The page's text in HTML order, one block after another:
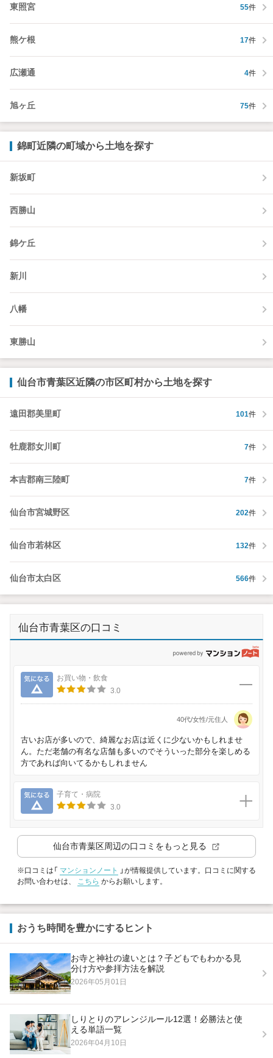
東照宮 55件
熊ケ根 17件
広瀬通 4件
旭ヶ丘 75件
錦町近隣の町域から土地を探す
新坂町
西勝山
錦ケ丘
新川
八幡
東勝山
仙台市青葉区近隣の市区町村から土地を探す
遠田郡美里町 101件
牡鹿郡女川町 7件
本吉郡南三陸町 7件
仙台市宮城野区 202件
仙台市若林区 132件
仙台市太白区 566件
仙台市青葉区の口コミ
気になる
お買い物・飲食
3.0
40代/女性/元住人
古いお店が多いので、綺麗なお店は近くに少ないかもしれませ
ん。ただ老舗の有名な店舗も多いのでそういった部分を楽しめる
方であれば向いてるかもしれません
気になる
子育て・病院
3.0
仙台市青葉区周辺の口コミをもっと見る
※口コミは「 マンションノート
」が情報提供しています。口コミに関する
お問い合わせは、 こちら からお願いします。
おうち時間を豊かにするヒント
お寺と神社の違いとは？子どもでもわかる見
分け方や参拝方法を解説
2026年05月01日
しりとりのアレンジルール12選！必勝法と使
える単語一覧
2026年04月10日